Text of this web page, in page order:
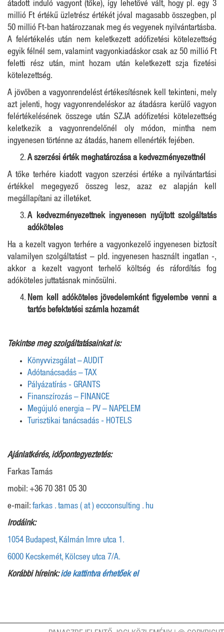
átadott induló vagyont (tőke), így lehetővé vált, hogy pl. egy 3
millió Ft értékű üzletrész értékét jóval magasabb összegben, pl
50 millió Ft-ban határozzanak meg és vegyenek nyilvántartásba.
A felértékelés után nem keletkezett adófizetési kötelezettség
egyik félnél sem, valamint vagyonkiadáskor csak az 50 millió Ft
feletti rész után, mint hozam után keletkezett szja fizetési
kötelezettség.
A jövőben a vagyonrendelést értékesítésnek kell tekinteni, mely
azt jelenti, hogy vagyonrendeléskor az átadásra kerülő vagyon
felértékelésének összege után SZJA adófizetési kötelezettség
keletkezik a vagyonrendelőnél oly módon, mintha nem
ingyenesen történne az átadás, hanem ellenérték fejében.
A szerzési érték meghatározása a kedvezményezettnél
A tőke terhére kiadott vagyon szerzési értéke a nyilvántartási
értékkel megegyező összeg lesz, azaz ez alapján kell
megállapítani az illetéket.
A kedvezményezettnek ingyenesen nyújtott szolgáltatás
adóköteles
Ha a kezelt vagyon terhére a vagyonkezelő ingyenesen biztosít
valamilyen szolgáltatást – pld. ingyenesen használt ingatlan -,
akkor a kezelt vagyont terhelő költség és ráfordítás fog
adóköteles juttatásnak minősülni.
Nem kell adóköteles jövedelemként figyelembe venni a
tartós befektetési számla hozamát
Tekintse meg szolgáltatásainkat is:
Könyvvizsgálat – AUDIT
Adótanácsadás – TAX
Pályázatírás - GRANTS
Finanszírozás – FINANCE
Megújuló energia – PV – NAPELEM
Turisztikai tanácsadás - HOTELS
Ajánlatkérés, időpontegyeztetés:
Farkas Tamás
mobil: +36 70 381 05 30
e-mail: farkas . tamas ( at ) eccconsulting . hu
Irodáink:
1054 Budapest, Kálmán Imre utca 1.
6000 Kecskemét, Kölcsey utca 7/A.
Korábbi híreink:ide kattintva érhetőek el